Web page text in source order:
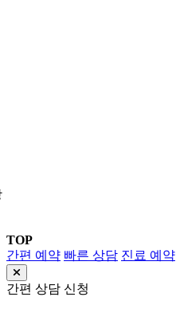
TOP
간편 예약 빠른 상담 진료 예약
간편 상담 신청